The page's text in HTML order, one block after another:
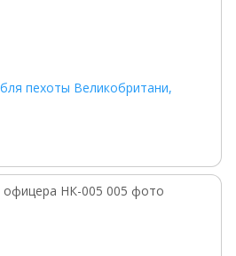
пехоты Великобритани,